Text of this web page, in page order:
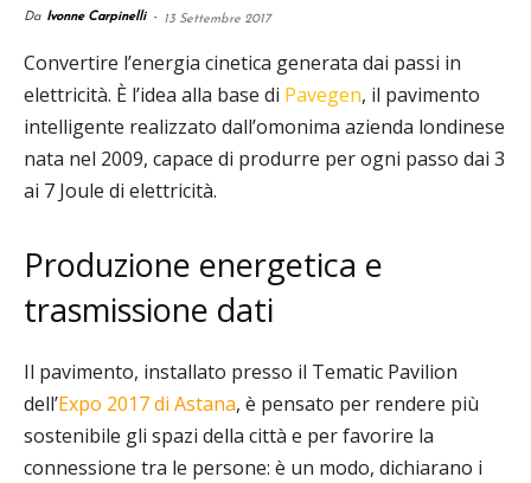
Da Ivonne Carpinelli - 13 Settembre 2017
Convertire l’energia cinetica generata dai passi in
elettricità. È l’idea alla base di Pavegen, il pavimento
intelligente realizzato dall’omonima azienda londinese
nata nel 2009, capace di produrre per ogni passo dai 3
ai 7 Joule di elettricità.
Produzione energetica e
trasmissione dati
Il pavimento, installato presso il Tematic Pavilion
dell’Expo 2017 di Astana, è pensato per rendere più
sostenibile gli spazi della città e per favorire la
connessione tra le persone: è un modo, dichiarano i